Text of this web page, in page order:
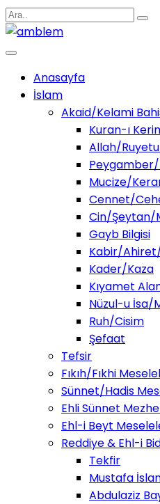
Anasayfa
İslam
Akaid/Kelami
Kuran-ı
Allah/
Mucize/
Cennet/
Cin/Şeytan/
Gayb Bilgisi
Kabir/
Kader/Kaza
Kıyamet
Nüzul-u
Ruh/Cisim
Şefaat
Tefsir
Fıkıh/Fıkhi
Sünnet/Hadis
Ehli Sünnet
Ehl-i Beyt
Reddiye & Ehl-i
Tekfir
Mustafa
Abdulaziz